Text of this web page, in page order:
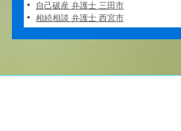
自己破産 弁護士 三田市
相続相談 弁護士 西宮市